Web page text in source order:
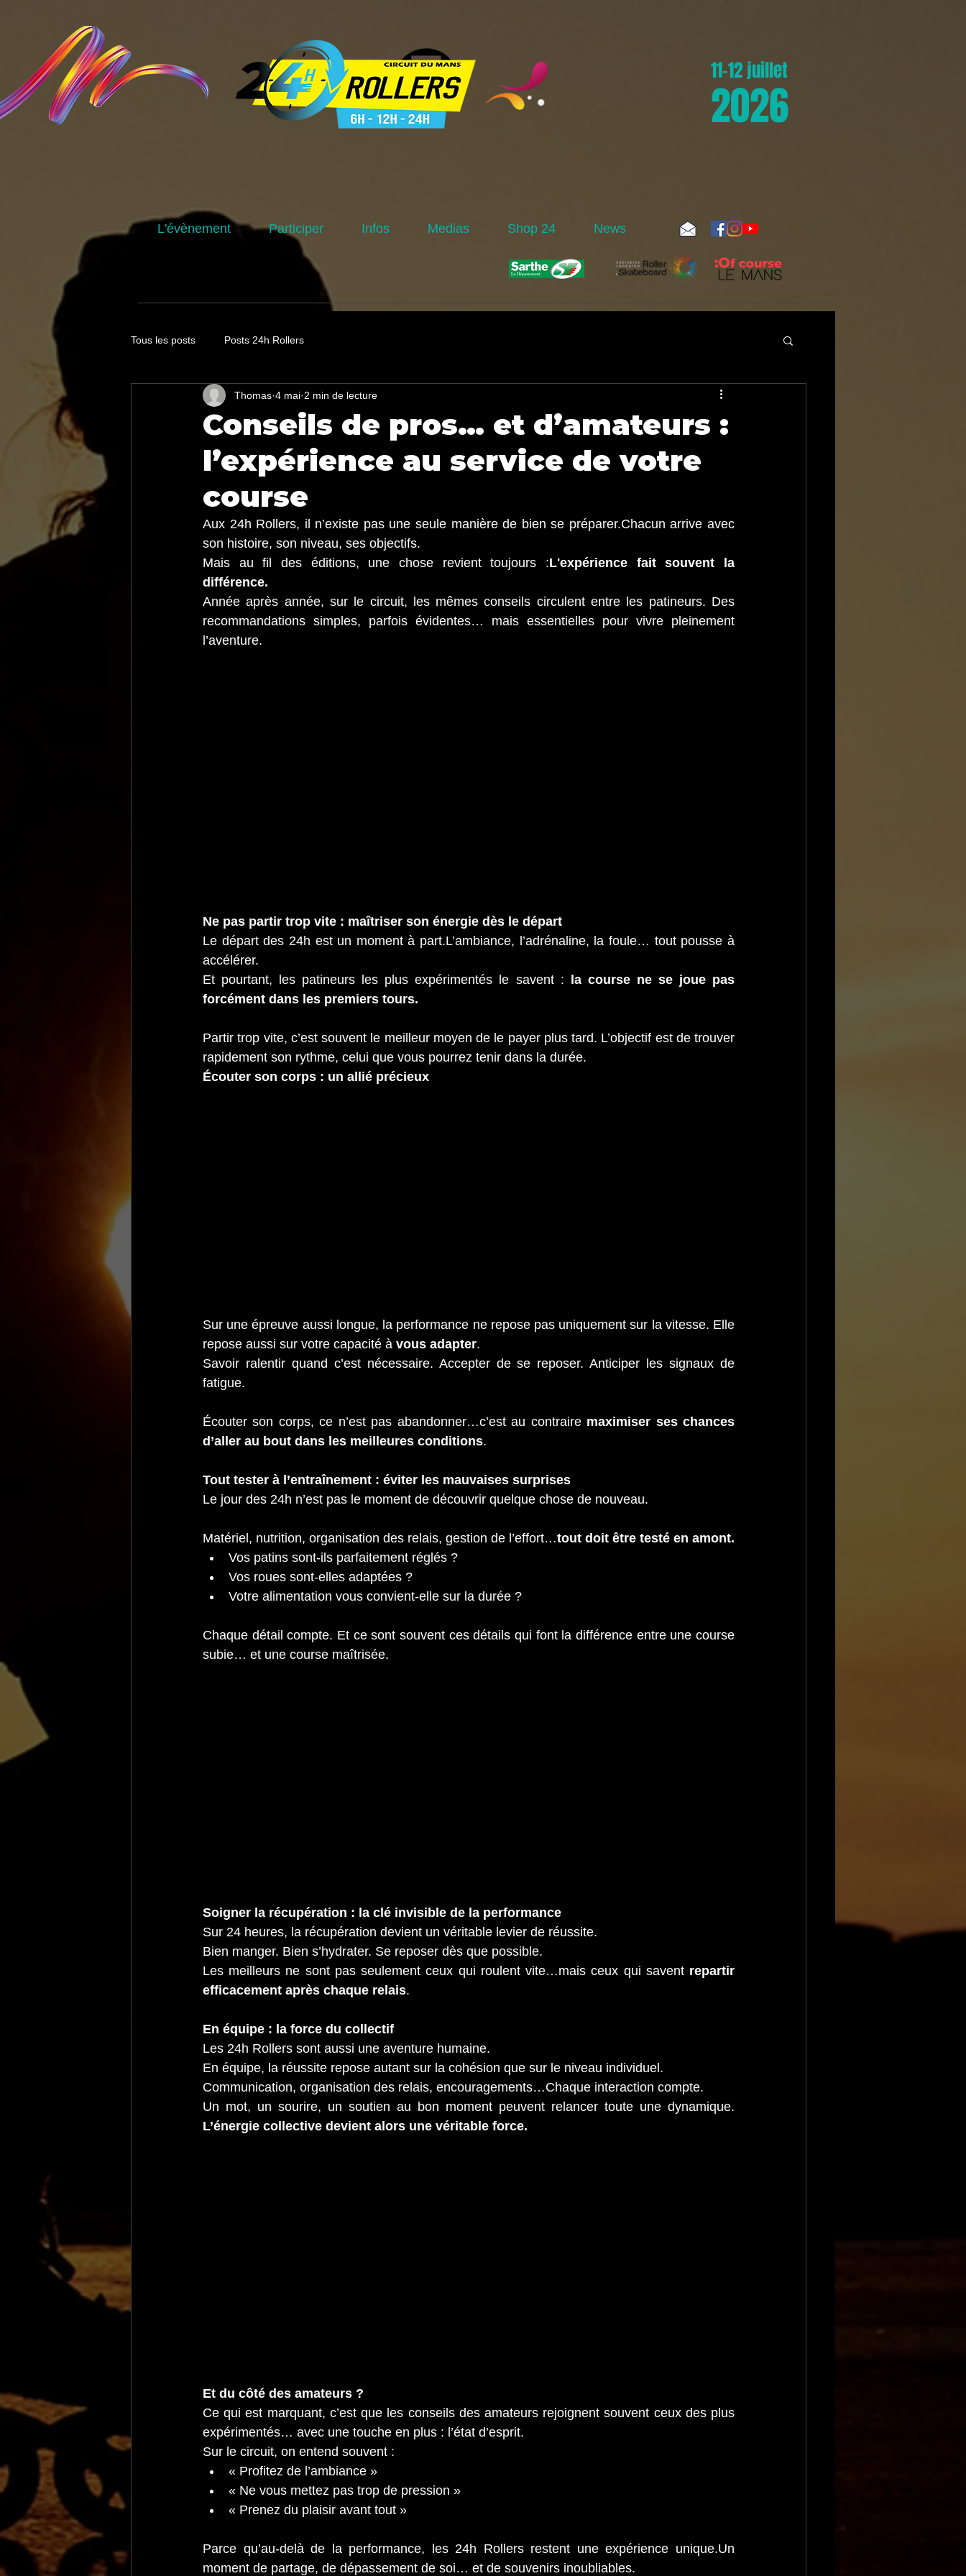
L'évènement Participer Infos Medias Shop 24 News
11-12 juillet
2026
Tous les posts Posts 24h Rollers
Conseils de pros… et d’amateurs :
l’expérience au service de votre
course
Thomas 4 mai 2 min de lecture
Aux 24h Rollers, il n’existe pas une seule manière de bien se préparer.Chacun arrive avec
son histoire, son niveau, ses objectifs.
Mais au fil des éditions, une chose revient toujours :L'expérience fait souvent la
différence.
Année après année, sur le circuit, les mêmes conseils circulent entre les patineurs. Des
recommandations simples, parfois évidentes… mais essentielles pour vivre pleinement
l’aventure.
Ne pas partir trop vite : maîtriser son énergie dès le départ
Le départ des 24h est un moment à part.L’ambiance, l’adrénaline, la foule… tout pousse à
accélérer.
Et pourtant, les patineurs les plus expérimentés le savent : la course ne se joue pas
forcément dans les premiers tours.
Partir trop vite, c’est souvent le meilleur moyen de le payer plus tard. L’objectif est de trouver
rapidement son rythme, celui que vous pourrez tenir dans la durée.
Écouter son corps : un allié précieux
Sur une épreuve aussi longue, la performance ne repose pas uniquement sur la vitesse. Elle
repose aussi sur votre capacité à vous adapter.
Savoir ralentir quand c’est nécessaire. Accepter de se reposer. Anticiper les signaux de
fatigue.
Écouter son corps, ce n’est pas abandonner…c’est au contraire maximiser ses chances
d’aller au bout dans les meilleures conditions.
Tout tester à l’entraînement : éviter les mauvaises surprises
Le jour des 24h n’est pas le moment de découvrir quelque chose de nouveau.
Matériel, nutrition, organisation des relais, gestion de l’effort…tout doit être testé en amont.
Vos patins sont-ils parfaitement réglés ?
Vos roues sont-elles adaptées ?
Votre alimentation vous convient-elle sur la durée ?
Chaque détail compte. Et ce sont souvent ces détails qui font la différence entre une course
subie… et une course maîtrisée.
Soigner la récupération : la clé invisible de la performance
Sur 24 heures, la récupération devient un véritable levier de réussite.
Bien manger. Bien s’hydrater. Se reposer dès que possible.
Les meilleurs ne sont pas seulement ceux qui roulent vite…mais ceux qui savent repartir
efficacement après chaque relais.
En équipe : la force du collectif
Les 24h Rollers sont aussi une aventure humaine.
En équipe, la réussite repose autant sur la cohésion que sur le niveau individuel.
Communication, organisation des relais, encouragements…Chaque interaction compte.
L’énergie collective devient alors une véritable force.
Et du côté des amateurs ?
Ce qui est marquant, c’est que les conseils des amateurs rejoignent souvent ceux des plus
expérimentés… avec une touche en plus : l’état d’esprit.
Sur le circuit, on entend souvent :
« Profitez de l’ambiance »
« Ne vous mettez pas trop de pression »
« Prenez du plaisir avant tout »
Parce qu’au-delà de la performance, les 24h Rollers restent une expérience unique.Un
moment de partage, de dépassement de soi… et de souvenirs inoubliables.